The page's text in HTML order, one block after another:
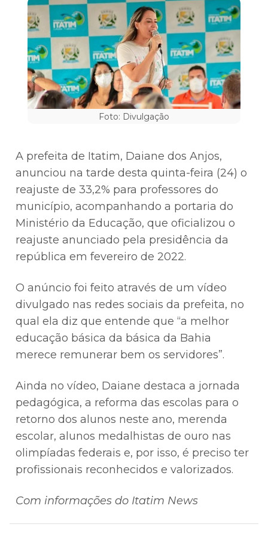
Foto: Divulgação
A prefeita de Itatim, Daiane dos Anjos,
anunciou na tarde desta quinta-feira (24) o
reajuste de 33,2% para professores do
município, acompanhando a portaria do
Ministério da Educação, que oficializou o
reajuste anunciado pela presidência da
república em fevereiro de 2022.
O anúncio foi feito através de um vídeo
divulgado nas redes sociais da prefeita, no
qual ela diz que entende que “a melhor
educação básica da básica da Bahia
merece remunerar bem os servidores”.
Ainda no vídeo, Daiane destaca a jornada
pedagógica, a reforma das escolas para o
retorno dos alunos neste ano, merenda
escolar, alunos medalhistas de ouro nas
olimpíadas federais e, por isso, é preciso ter
profissionais reconhecidos e valorizados.
Com informações do Itatim News